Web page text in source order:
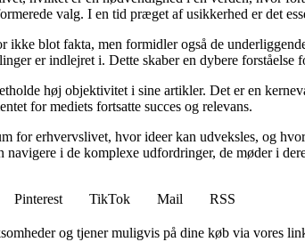
valg. I en tid præget af usikkerhed er det
ikke blot fakta, men formidler også de
er indlejret i. Dette skaber en dybere
høj objektivitet i sine artikler. Det er en
for mediets fortsatte succes og relevans.
for erhvervslivet, hvor ideer kan udveksles, og
i de komplexe udfordringer, de møder i
Pinterest TikTok Mail
RSS
og tjener muligvis på dine køb via vores